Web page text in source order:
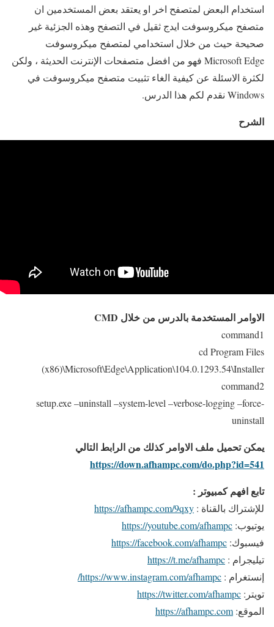
استخدام البعض لمتصفح اخر او يعتقد بعض المستخدمين ان
متصفح ميكروسوفت ايدج ثقيل في التصفح وهذه الجزئية غير
صحيحة حيث من خلال استخدامي لمتصفح ميكروسوفت
Microsoft Edge فهو من افضل متصفحات الإنترنت الحديثة ، ولكن
لكثرة الاسئلة عن كيفية الغاء تثبيت متصفح ميكروسوفت في
Windows نقدم لكم هذا الدرس.
الشرح
الاوامر المستخدمة بالدرس من خلال CMD
command1
cd Program Files
(x86)\Microsoft\Edge\Application\104.0.1293.54\Installer
command2
setup.exe –uninstall –system-level –verbose-logging –force-
uninstall
يمكن تحميل ملف الاوامر كذلك من الرابط التالي
https://down.afhampc.com/do.php?id=541
تابع افهم كمبيوتر :
للإشتراك بالقناة : https://afhampc.com/9qxy
يوتيوب: https://youtube.com/afhampc
فيسبوك: https://facebook.com/afhampc
تيليجرام : https://t.me/afhampc
إنستغرام : https://www.instagram.com/afhampc/
تويتر: https://twitter.com/afhampc
الموقع: https://afhampc.com